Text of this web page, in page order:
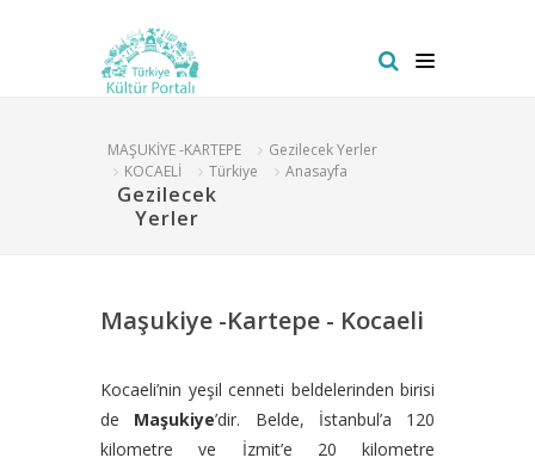
MAŞUKİYE -KARTEPE
Gezilecek Yerler
KOCAELİ
Türkiye Anasayfa
Gezilecek
Yerler
Maşukiye -Kartepe - Kocaeli
Kocaeli’nin yeşil cenneti beldelerinden birisi
de Maşukiye’dir. Belde, İstanbul’a 120
kilometre ve İzmit’e 20 kilometre